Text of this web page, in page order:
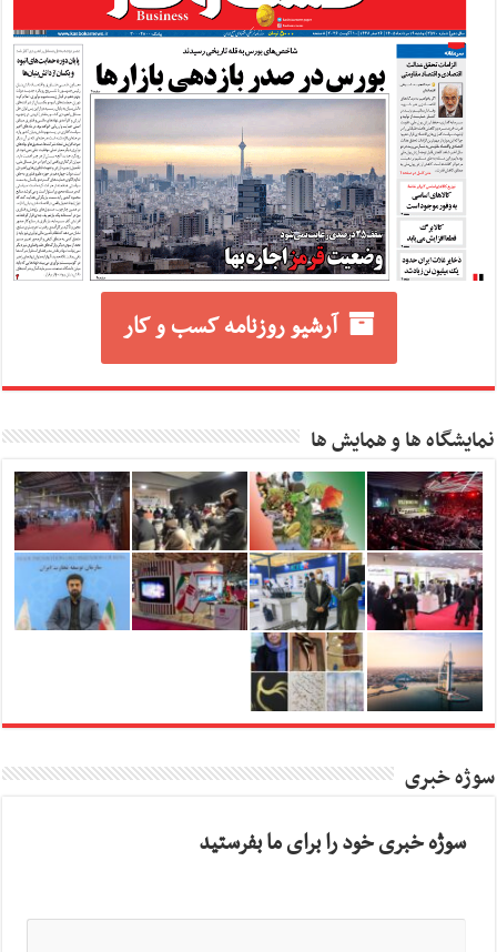
آرشیو روزنامه کسب و کار
نمایشگاه ها و همایش ها
سوژه خبری
سوژه خبری خود را برای ما بفرستید